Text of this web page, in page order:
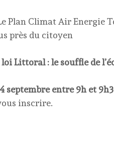
Plan Climat Air Energie
près du citoyen
Littoral : le souffle de
septembre entre 9h et
inscrire.